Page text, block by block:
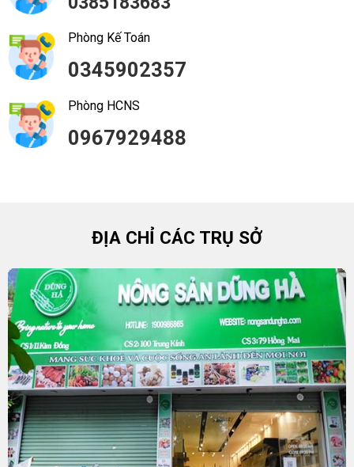
Phòng Kế Toán
0345902357
Phòng HCNS
0967929488
ĐỊA CHỈ CÁC TRỤ SỞ